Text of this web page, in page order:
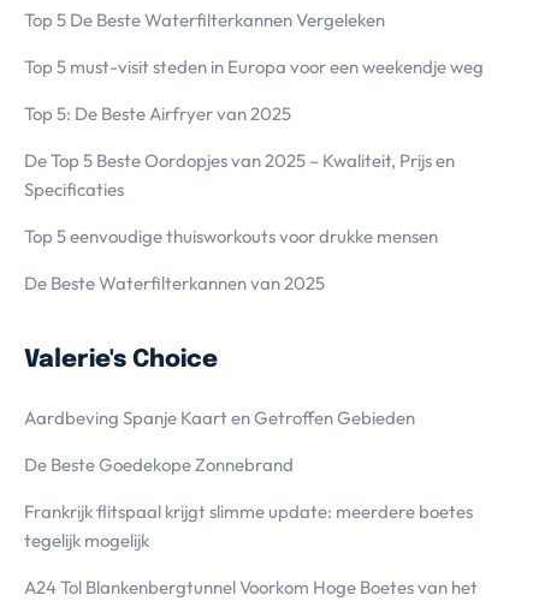
Top 5 De Beste Waterfilterkannen Vergeleken
Top 5 must-visit steden in Europa voor een weekendje weg
Top 5: De Beste Airfryer van 2025
De Top 5 Beste Oordopjes van 2025 – Kwaliteit, Prijs en
Specificaties
Top 5 eenvoudige thuisworkouts voor drukke mensen
De Beste Waterfilterkannen van 2025
Valerie's Choice
Aardbeving Spanje Kaart en Getroffen Gebieden
De Beste Goedekope Zonnebrand
Frankrijk flitspaal krijgt slimme update: meerdere boetes
tegelijk mogelijk
A24 Tol Blankenbergtunnel Voorkom Hoge Boetes van het